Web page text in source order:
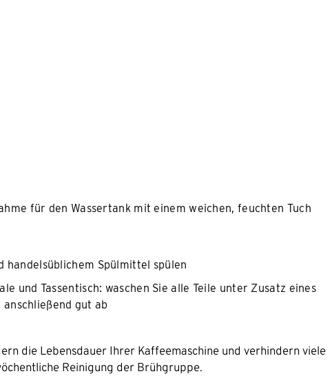
für den Wassertank mit einem weichen, feuchten Tuch
handelsüblichem Spülmittel spülen
und Tassentisch: waschen Sie alle Teile unter Zusatz eines
gut ab
die Lebensdauer Ihrer Kaffeemaschine und verhindern viele
Reinigung der Brühgruppe.